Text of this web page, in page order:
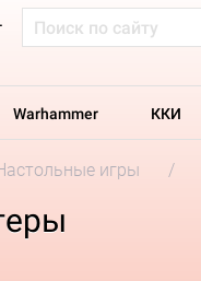
Warhammer ККИ
игры